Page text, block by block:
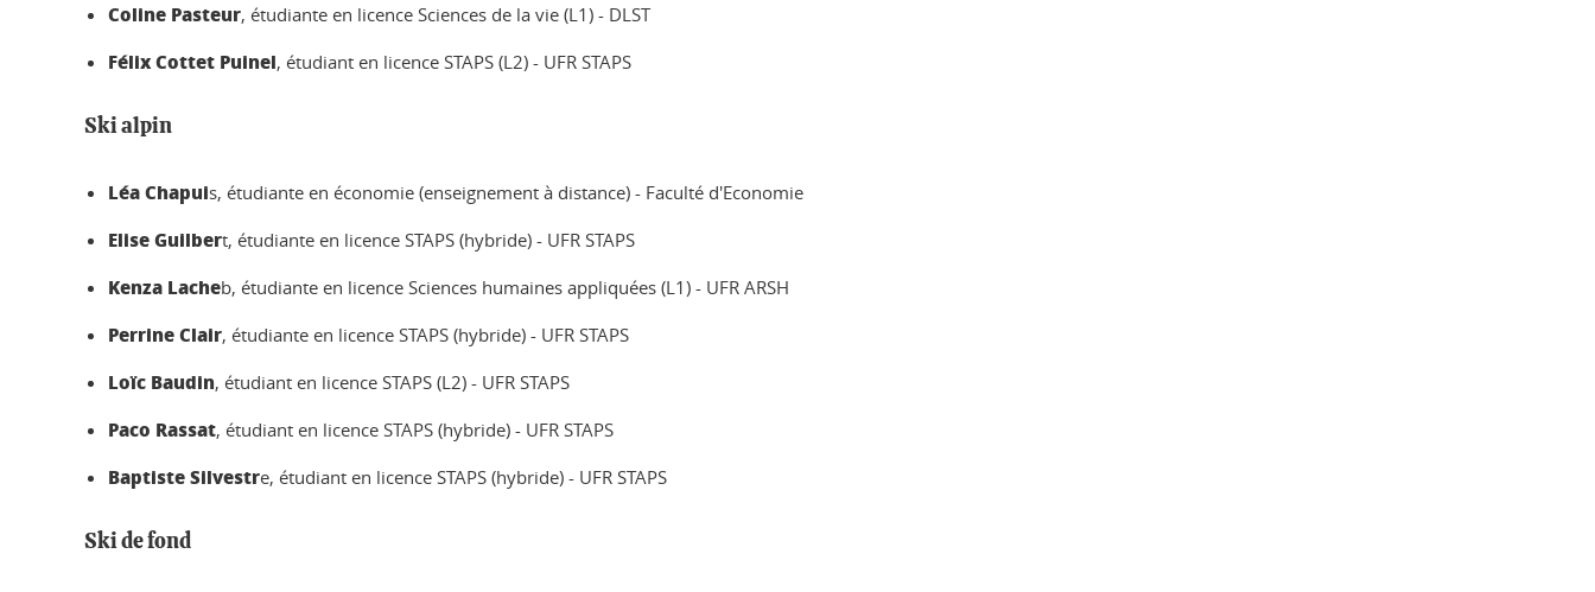
Coline Pasteur, étudiante en licence Sciences de la vie (L1) - DLST
Félix Cottet Puinel, étudiant en licence STAPS (L2) - UFR STAPS
Ski alpin
Léa Chapuis, étudiante en économie (enseignement à distance) - Faculté d'Economie
Elise Guilbert, étudiante en licence STAPS (hybride) - UFR STAPS
Kenza Lacheb, étudiante en licence Sciences humaines appliquées (L1) - UFR ARSH
Perrine Clair, étudiante en licence STAPS (hybride) - UFR STAPS
Loïc Baudin, étudiant en licence STAPS (L2) - UFR STAPS
Paco Rassat, étudiant en licence STAPS (hybride) - UFR STAPS
Baptiste Silvestre, étudiant en licence STAPS (hybride) - UFR STAPS
Ski de fond